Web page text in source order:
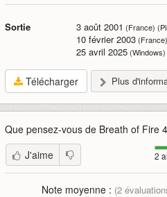
Sortie 3 août 2001 (France)
10 février 2003
25 avril 2025(Windows)
Télécharger Plus
Que pensez-vous de Breath of Fire 4
2
J'aime
Note moyenne : (2